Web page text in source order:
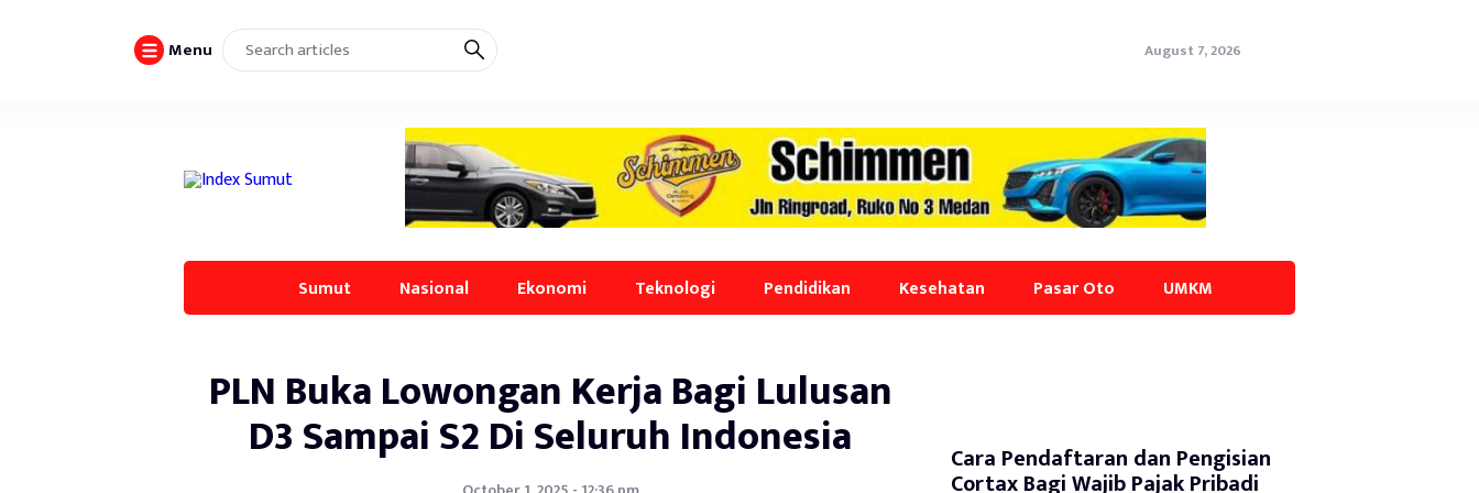
Menu August 7, 2026
Sumut Nasional Ekonomi Teknologi Pendidikan Kesehatan Pasar Oto UMKM
PLN Buka Lowongan Kerja Bagi Lulusan
D3 Sampai S2 Di Seluruh Indonesia Cara Pendaftaran dan Pengisian
Cortax Bagi Wajib Pajak Pribadi